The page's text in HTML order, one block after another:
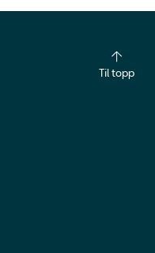
Til topp